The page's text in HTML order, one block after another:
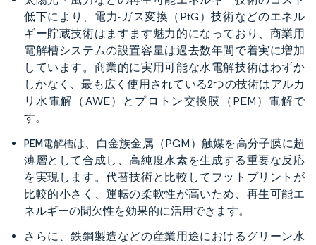
低下により、電力-ガス変換（PtG）技術などのエネル
ギー貯蔵技術はますます魅力的になっており、商業用
電解槽システムの設置容量は過去数年間で着実に増加
しています。商業的に実用可能な水電解技術はわずか
しかなく、最も広く使用されている2つの技術はアルカ
リ水電解（AWE）とプロトン交換膜（PEM）電解で
す。
PEM電解槽は、白金族金属（PGM）触媒を高分子膜に超
薄層として合成し、高純度水素を生成する重要な反応
を実現します。代替技術と比較してフットプリントが
比較的小さく、運転の柔軟性が高いため、再生可能エ
ネルギーの間欠性を効果的に活用できます。
さらに、鉄鋼製造などの産業用途におけるグリーン水